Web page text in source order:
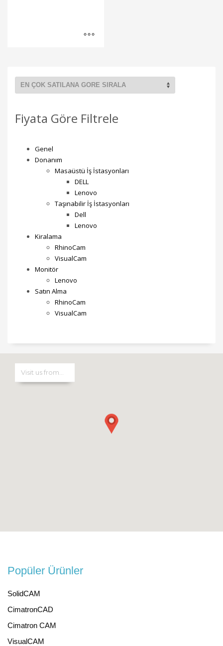
Fiyata Göre Filtrele
Genel
Donanım
Masaüstü İş İstasyonları
DELL
Lenovo
Taşınabilir İş İstasyonları
Dell
Lenovo
Kiralama
RhinoCam
VisualCam
Monitör
Lenovo
Satın Alma
RhinoCam
VisualCam
Popüler Ürünler
SolidCAM
CimatronCAD
Cimatron CAM
VisualCAM